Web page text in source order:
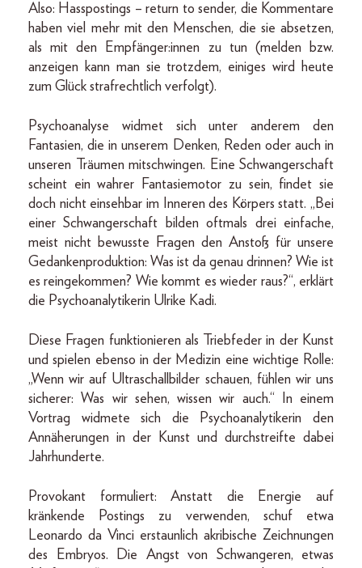
Also: Hasspostings – return to sender, die Kommentare
haben viel mehr mit den Menschen, die sie absetzen,
als mit den Empfänger:innen zu tun (melden bzw.
anzeigen kann man sie trotzdem, einiges wird heute
zum Glück strafrechtlich verfolgt).
Psychoanalyse widmet sich unter anderem den
Fantasien, die in unserem Denken, Reden oder auch in
unseren Träumen mitschwingen. Eine Schwangerschaft
scheint ein wahrer Fantasiemotor zu sein, findet sie
doch nicht einsehbar im Inneren des Körpers statt. „Bei
einer Schwangerschaft bilden oftmals drei einfache,
meist nicht bewusste Fragen den Anstoß für unsere
Gedankenproduktion: Was ist da genau drinnen? Wie ist
es reingekommen? Wie kommt es wieder raus?“, erklärt
die Psychoanalytikerin Ulrike Kadi.
Diese Fragen funktionieren als Triebfeder in der Kunst
und spielen ebenso in der Medizin eine wichtige Rolle:
„Wenn wir auf Ultraschallbilder schauen, fühlen wir uns
sicherer: Was wir sehen, wissen wir auch.“ In einem
Vortrag widmete sich die Psychoanalytikerin den
Annäherungen in der Kunst und durchstreifte dabei
Jahrhunderte.
Provokant formuliert: Anstatt die Energie auf
kränkende Postings zu verwenden, schuf etwa
Leonardo da Vinci erstaunlich akribische Zeichnungen
des Embryos. Die Angst von Schwangeren, etwas